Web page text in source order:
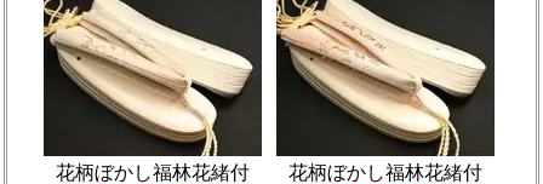
花柄ぼかし福林花緒付
花柄ぼかし福林花緒付